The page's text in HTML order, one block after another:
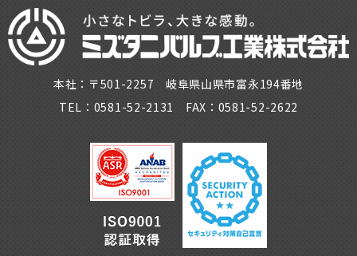
本社：〒501-2257 岐阜県山県市富永194番地
TEL：0581-52-2131 FAX：0581-52-2622